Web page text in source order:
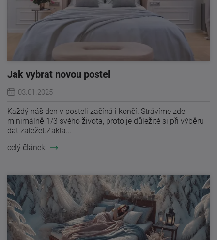
Jak vybrat novou postel
03.01.2025
Každý náš den v posteli začíná i končí. Strávíme zde
minimálně 1/3 svého života, proto je důležité si při výběru
dát záležet.Zákla...
celý článek